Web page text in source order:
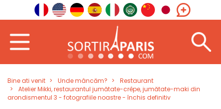
Bine ati venit Unde mâncăm?
Restaurant
Atelier Mikki, restaurantul jumătate-crêpe, jumătate-maki din
arondismentul 3 - fotografiile noastre - închis definitiv